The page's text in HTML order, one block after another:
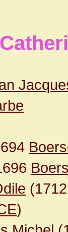
)